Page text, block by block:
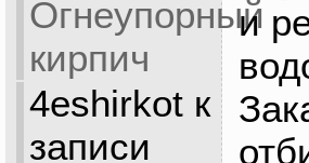
Огнеупорный
кирпич
4eshirkotк
записи
и